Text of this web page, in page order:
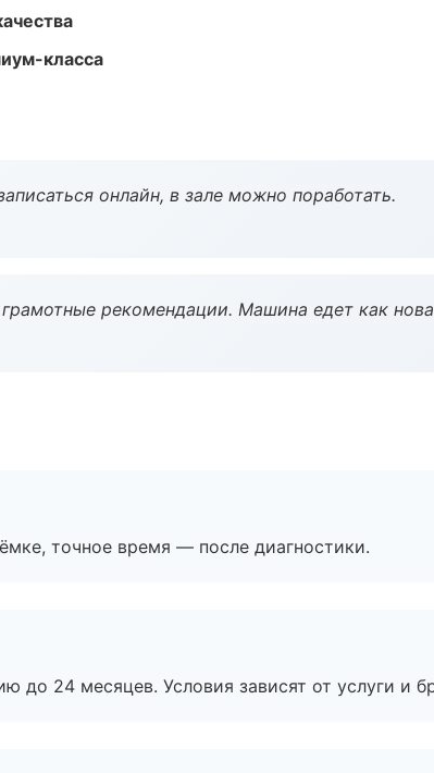
класса
онлайн, в зале можно поработать.
рекомендации. Машина едет как
точное время — после диагностики.
до 24 месяцев. Условия зависят от услуги и